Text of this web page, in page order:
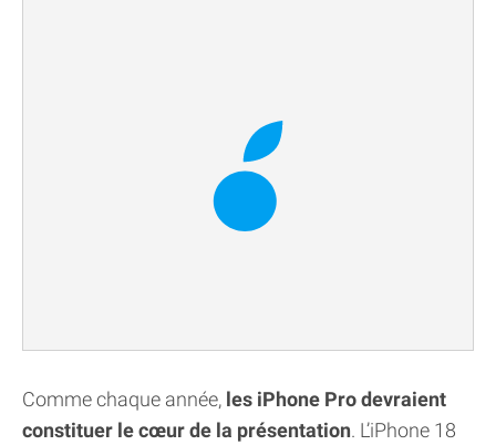
Comme chaque année, les iPhone Pro devraient
constituer le cœur de la présentation. L’iPhone 18